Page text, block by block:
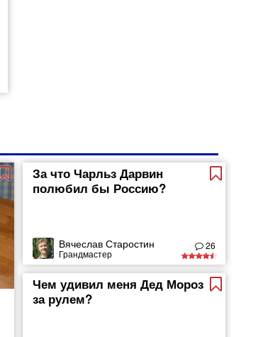
За что Чарльз Дарвин
полюбил бы Россию?
Вячеслав Старостин
Грандмастер
26
Чем удивил меня Дед Мороз
за рулем?